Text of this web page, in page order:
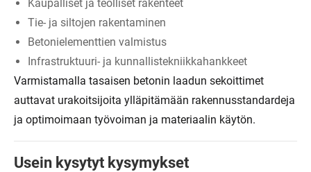
Kaupalliset ja teolliset rakenteet
Tie- ja siltojen rakentaminen
Betonielementtien valmistus
Infrastruktuuri- ja kunnallistekniikkahankkeet
Varmistamalla tasaisen betonin laadun sekoittimet
auttavat urakoitsijoita ylläpitämään rakennusstandardeja
ja optimoimaan työvoiman ja materiaalin käytön.
Usein kysytyt kysymykset